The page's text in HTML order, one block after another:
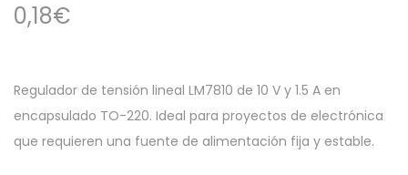
0,18€
Regulador de tensión lineal LM7810 de 10 V y 1.5 A en
encapsulado TO-220. Ideal para proyectos de electrónica
que requieren una fuente de alimentación fija y estable.